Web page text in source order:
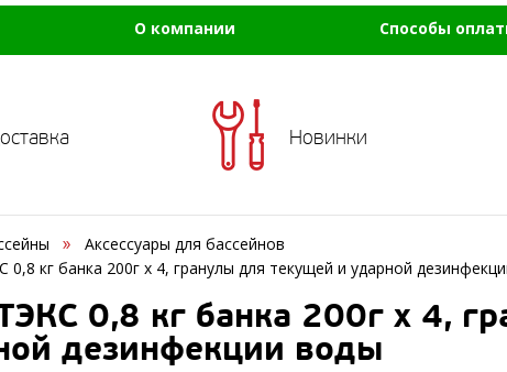
О компании Способы
Новинки
Аксессуары для бассейнов
кг банка 200г х 4, гранулы для текущей и ударной
0,8 кг банка 200г х 4,
дезинфекции воды